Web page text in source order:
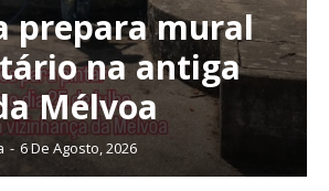
prepara mural
na antiga
Mélvoa
- 6 De Agosto, 2026